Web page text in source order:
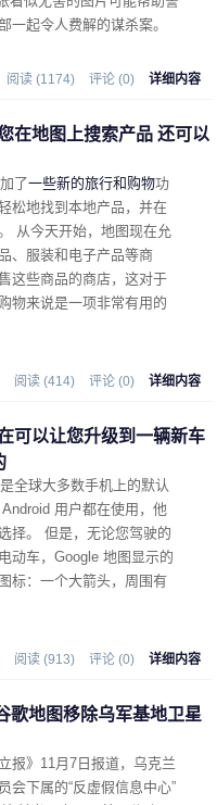
一起令人费解的谋杀案。
阅读 (1174) 评论 (0) 详细内容
在地图上搜索产品 还可以
了一些新的旅行和购物功
松地找到本地产品，并在
从今天开始，地图现在允
、服装和电子产品等商
这些商品的商店，这对于
物来说是一项非常有用的
阅读 (414) 评论 (0) 详细内容
可以让您升级到一辆新车
全球大多数手机上的默认
用户都在使用，他
择。 但是，无论您驾驶的
动车，Google 地图显示的
标：一个大箭头，周围有
阅读 (913) 评论 (0) 详细内容
歌地图移除乌军基地卫星
报》11月7日报道，乌克兰
会下属的“反虚假信息中心”